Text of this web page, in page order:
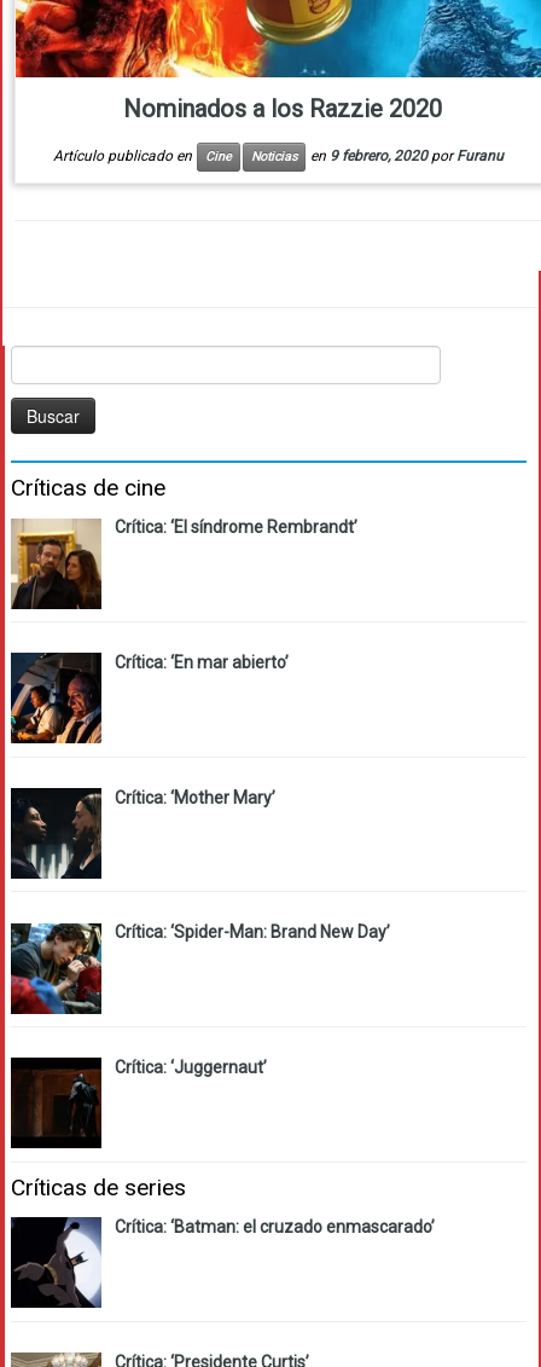
Nominados a los Razzie 2020
Artículo publicado en Cine Noticias en 9 febrero, 2020 porFuranu
Críticas de cine
Crítica: ‘El síndrome Rembrandt’
Crítica: ‘En mar abierto’
Crítica: ‘Mother Mary’
Crítica: ‘Spider-Man: Brand New Day’
Crítica: ‘Juggernaut’
Críticas de series
Crítica: ‘Batman: el cruzado enmascarado’
Crítica: ‘Presidente Curtis’